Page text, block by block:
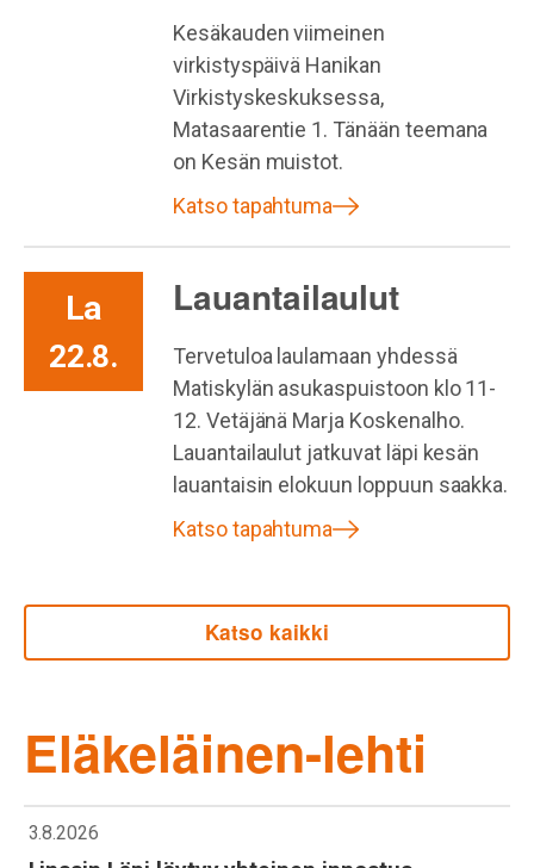
Kesäkauden viimeinen
virkistyspäivä Hanikan
Virkistyskeskuksessa,
Matasaarentie 1. Tänään teemana
on Kesän muistot.
Katso tapahtuma
La
22.8.
Lauantailaulut
Tervetuloa laulamaan yhdessä
Matiskylän asukaspuistoon klo 11-
12. Vetäjänä Marja Koskenalho.
Lauantailaulut jatkuvat läpi kesän
lauantaisin elokuun loppuun saakka.
Katso tapahtuma
Katso kaikki
Eläkeläinen-lehti
3.8.2026